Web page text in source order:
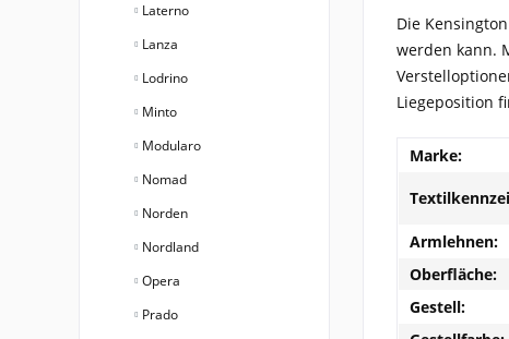
Laterno
Lanza
Lodrino
Minto
Modularo
Nomad
Norden
Nordland
Opera
Prado
Die
werden kann.
Liegeposition
Marke:
Armlehnen:
Oberfläche:
Gestell: